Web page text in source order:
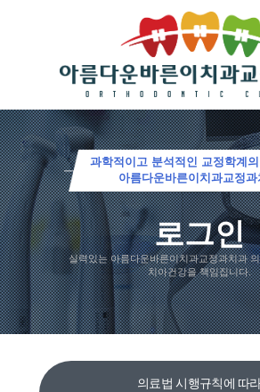
과학적이고 분석적인 교정학계
아름다운바른이치과교정과
로그인
실력있는 아름다운바른이치과교정과치과
치아건강을 책임집니다.
의료법 시행규칙에 따